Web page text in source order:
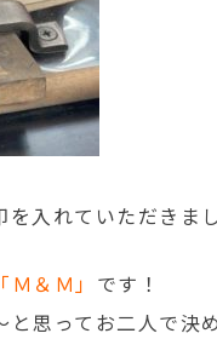
入れていただきまし
「Ｍ＆Ｍ」 です！
思ってお二人で決